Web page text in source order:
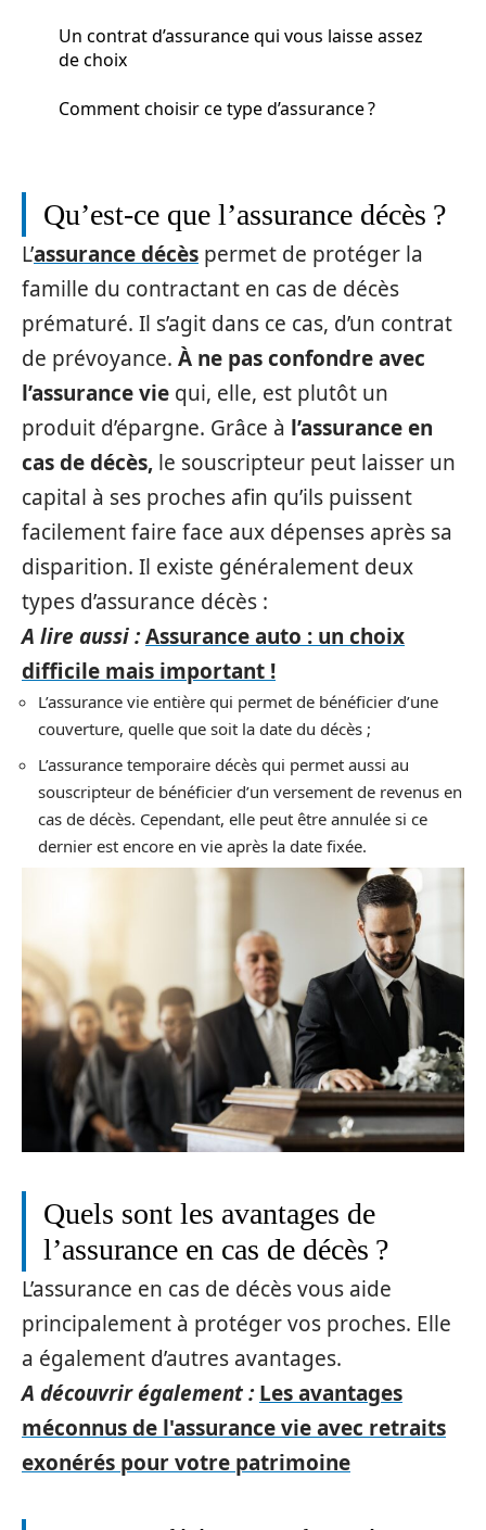
Un contrat d’assurance qui vous laisse assez
de choix
Comment choisir ce type d’assurance ?
Qu’est-ce que l’assurance décès ?
L’assurance décès permet de protéger la
famille du contractant en cas de décès
prématuré. Il s’agit dans ce cas, d’un contrat
de prévoyance. À ne pas confondre avec
l’assurance vie qui, elle, est plutôt un
produit d’épargne. Grâce à l’assurance en
cas de décès, le souscripteur peut laisser un
capital à ses proches afin qu’ils puissent
facilement faire face aux dépenses après sa
disparition. Il existe généralement deux
types d’assurance décès :
A lire aussi :Assurance auto : un choix
difficile mais important !
L’assurance vie entière qui permet de bénéficier d’une
couverture, quelle que soit la date du décès ;
L’assurance temporaire décès qui permet aussi au
souscripteur de bénéficier d’un versement de revenus en
cas de décès. Cependant, elle peut être annulée si ce
dernier est encore en vie après la date fixée.
Quels sont les avantages de
l’assurance en cas de décès ?
L’assurance en cas de décès vous aide
principalement à protéger vos proches. Elle
a également d’autres avantages.
A découvrir également : Les avantages
méconnus de l'assurance vie avec retraits
exonérés pour votre patrimoine